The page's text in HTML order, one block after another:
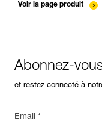
Voir la page produit
Abonnez-
et restez connecté à
Email *